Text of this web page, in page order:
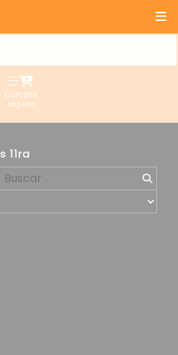
Compra
rápida
11ra